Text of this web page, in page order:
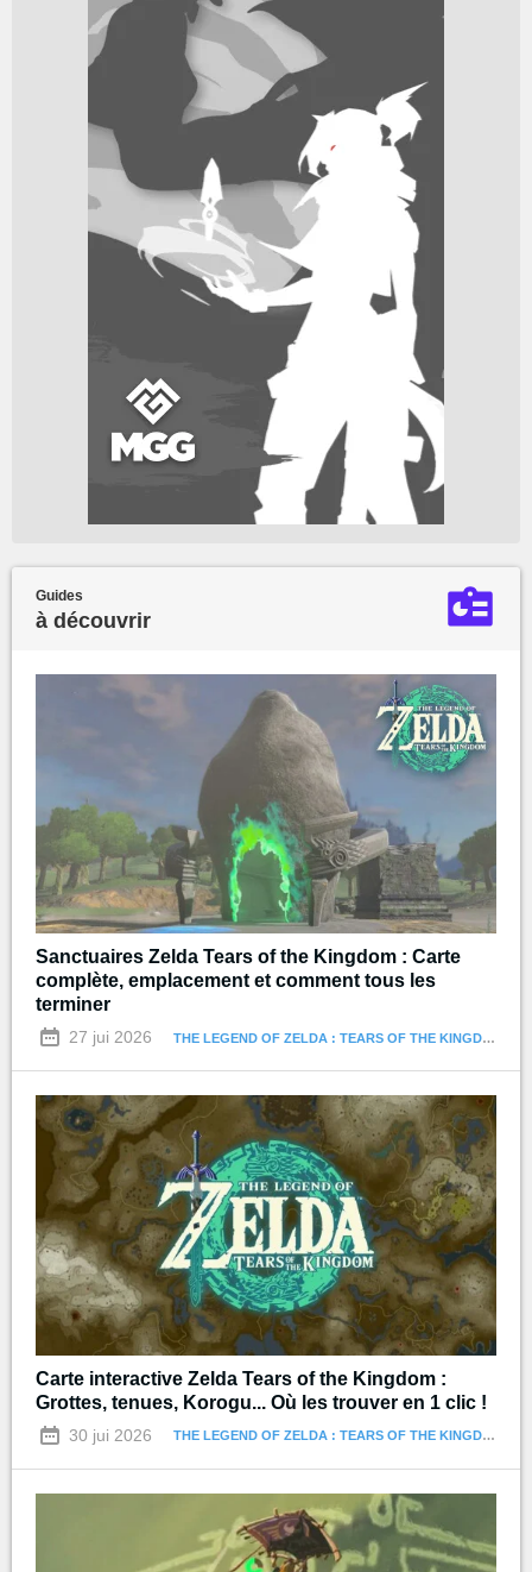
Guides
à découvrir
Sanctuaires Zelda Tears of the Kingdom : Carte
complète, emplacement et comment tous les
terminer
27 jui 2026 THE LEGEND OF ZELDA : TEARS OF THE KINGDOM
Carte interactive Zelda Tears of the Kingdom :
Grottes, tenues, Korogu... Où les trouver en 1 clic !
30 jui 2026 THE LEGEND OF ZELDA : TEARS OF THE KINGDOM